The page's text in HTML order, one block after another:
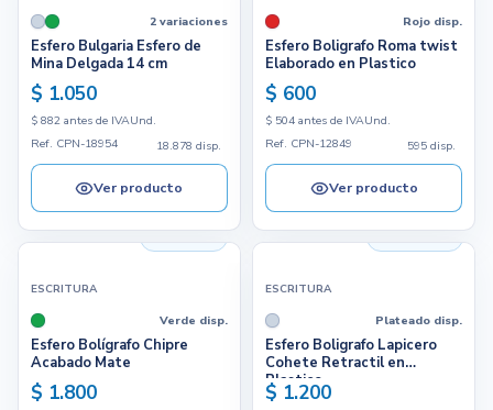
Cargando filtros
2 variaciones
Esfero Bulgaria Esfero de
Mina Delgada 14 cm
$ 1.050
$ 882 antes de IVAUnd.
Ref. CPN-18954
18.878 disp.
Ver producto
Rojo disp.
Esfero Boligrafo Roma twist
Elaborado en Plastico
$ 600
$ 504 antes de IVAUnd.
Ref. CPN-12849
595 disp.
Ver producto
ESCRITURA
Verde disp.
Esfero Bolígrafo Chipre
Acabado Mate
$ 1.800
ESCRITURA
Plateado disp.
Esfero Boligrafo Lapicero
Cohete Retractil en
Plastico
$ 1.200